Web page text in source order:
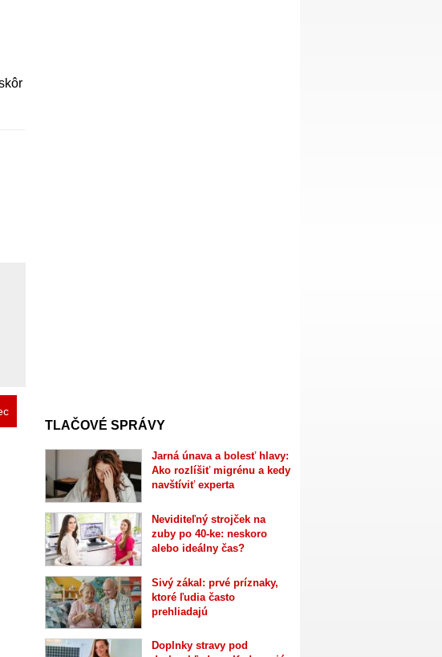
TLAČOVÉ SPRÁVY
Jarná únava a bolesť hlavy:
Ako rozlíšiť migrénu a kedy
navštíviť experta
Neviditeľný strojček na
zuby po 40-ke: neskoro
alebo ideálny čas?
Sivý zákal: prvé príznaky,
ktoré ľudia často
prehliadajú
Doplnky stravy pod